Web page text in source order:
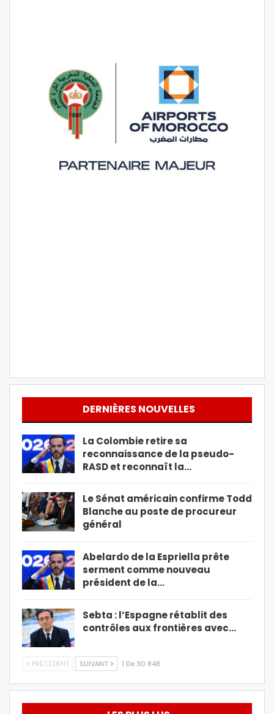
DERNIÈRES NOUVELLES
La Colombie retire sa
reconnaissance de la pseudo-
RASD et reconnaît la…
Le Sénat américain confirme Todd
Blanche au poste de procureur
général
Abelardo de la Espriella prête
serment comme nouveau
président de la…
Sebta : l’Espagne rétablit des
contrôles aux frontières avec…
PRÉCÉDENT SUIVANT 1 De 30 848